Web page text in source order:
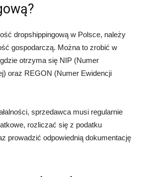
dropshippingową w Polsce, należy
gospodarczą. Można to zrobić w
otrzyma się NIP (Numer
oraz REGON (Numer Ewidencji
sprzedawca musi regularnie
rozliczać się z podatku
prowadzić odpowiednią dokumentację